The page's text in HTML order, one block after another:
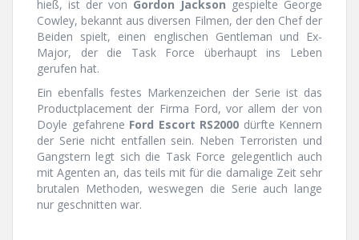
hieß, ist der von Gordon Jackson gespielte George
Cowley, bekannt aus diversen Filmen, der den Chef der
Beiden spielt, einen englischen Gentleman und Ex-
Major, der die Task Force überhaupt ins Leben
gerufen hat.
Ein ebenfalls festes Markenzeichen der Serie ist das
Productplacement der Firma Ford, vor allem der von
Doyle gefahrene Ford Escort RS2000 dürfte Kennern
der Serie nicht entfallen sein. Neben Terroristen und
Gangstern legt sich die Task Force gelegentlich auch
mit Agenten an, das teils mit für die damalige Zeit sehr
brutalen Methoden, weswegen die Serie auch lange
nur geschnitten war.